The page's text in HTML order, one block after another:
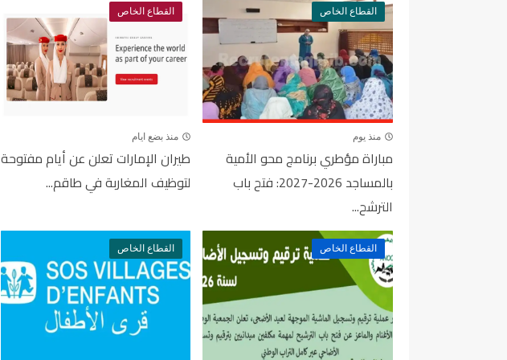
القطاع الخاص
منذ يوم
مباراة مؤطري برنامج محو الأمية
بالمساجد 2026-2027: فتح باب
الترشح...
القطاع الخاص
منذ بضع ايام
طيران الإمارات تعلن عن أيام مفتوحة
لتوظيف المغاربة في طاقم...
القطاع الخاص القطاع الخاص